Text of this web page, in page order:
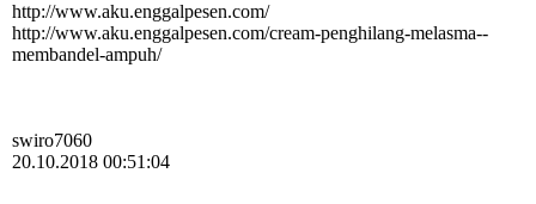
http:­//­www.­aku.­enggalpesen.­com/­
http:­//­www.­aku.­enggalpesen.­com/­cream-­penghilang-­melasma-­
membandel-­ampuh/­
swiro7060
20.10.2018 00:51:04